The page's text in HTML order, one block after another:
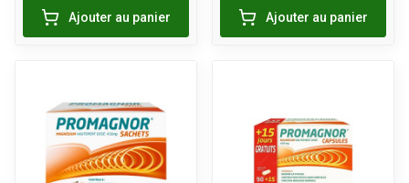
Ajouter au panier Ajouter au panier